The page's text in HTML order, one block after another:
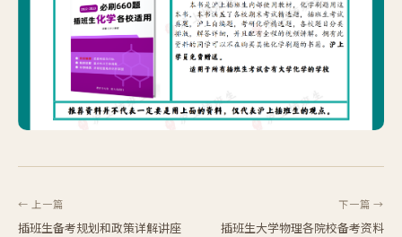
← 上一篇
插班生备考规划和政策详解讲座
下一篇 →
插班生大学物理各院校备考资料